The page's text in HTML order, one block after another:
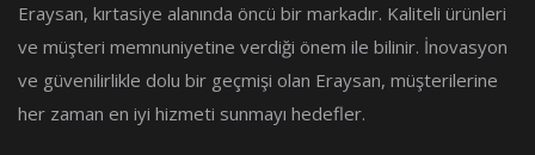
Eraysan, kırtasiye alanında öncü bir markadır. Kaliteli ürünleri
ve müşteri memnuniyetine verdiği önem ile bilinir. İnovasyon
ve güvenilirlikle dolu bir geçmişi olan Eraysan, müşterilerine
her zaman en iyi hizmeti sunmayı hedefler.